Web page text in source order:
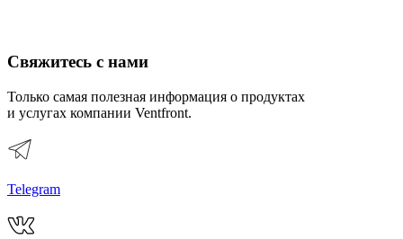
Свяжитесь с нами
Только самая полезная информация о продуктах
и услугах компании Ventfront.
Telegram